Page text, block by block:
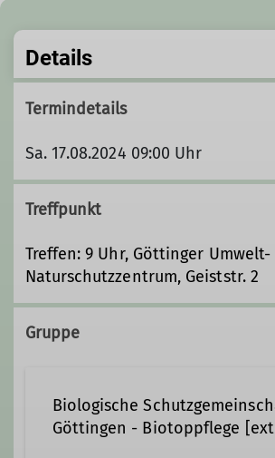
Details
Termindetails
Sa. 17.08.2024 09:00 Uhr
Treffpunkt
Treffen: 9 Uhr, Göttinger Umwelt-
Naturschutzzentrum, Geiststr. 2
Gruppe
Biologische
Göttingen - Biotoppflege